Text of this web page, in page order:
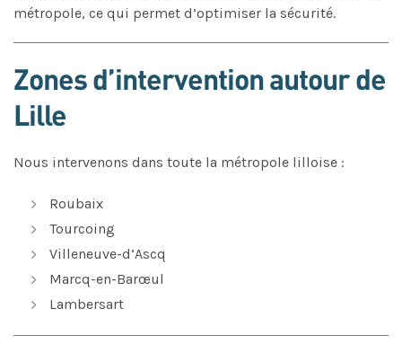
métropole, ce qui permet d’optimiser la sécurité.
Zones d’intervention autour de
Lille
Nous intervenons dans toute la métropole lilloise :
Roubaix
Tourcoing
Villeneuve-d’Ascq
Marcq-en-Barœul
Lambersart